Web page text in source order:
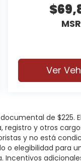
Ver
de
y otros
y no está
o elegibilidad para